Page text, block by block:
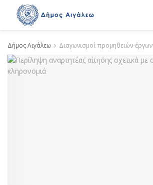
Δήμος Αιγάλεω Διαγωνισμοί προμηθειών-έργων